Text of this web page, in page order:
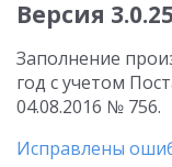
Версия
Заполнение
год с учетом
04.08.2016 № 756.
Исправлены